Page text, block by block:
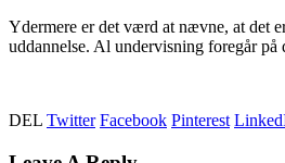
Ydermere er det værd at nævne, at det
uddannelse. Al undervisning foregår på
DEL Twitter Facebook Pinterest